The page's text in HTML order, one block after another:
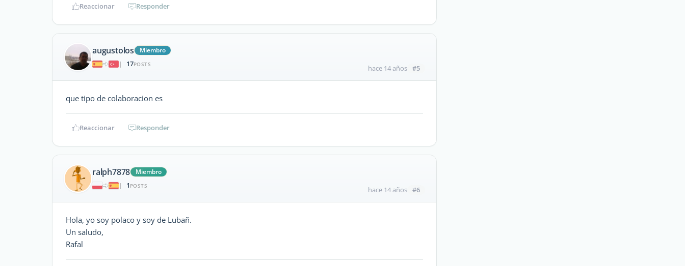
Reaccionar Responder
augustolos
Miembro
|
17POSTS hace 14 años #5
que tipo de colaboracion es
Reaccionar Responder
ralph7878
Miembro
|
1 POSTS hace 14 años #6
Hola, yo soy polaco y soy de Lubañ.
Un saludo,
Rafal